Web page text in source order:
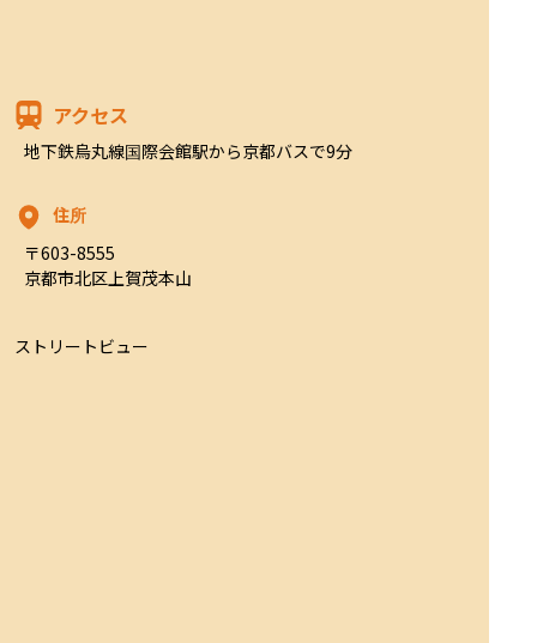
アクセス
地下鉄烏丸線国際会館駅から京都バスで9分
住所
〒603-8555
京都市北区上賀茂本山
ストリートビュー